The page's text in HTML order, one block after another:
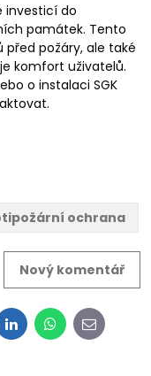
investicí do
památek. Tento
požáry, ale také
komfort uživatelů.
o instalaci SGK
ochrana
Nový komentář
LinkedInWhatsApp
E-
mail